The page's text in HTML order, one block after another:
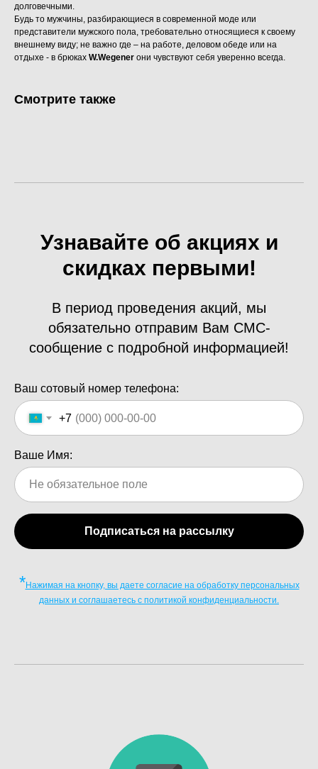
долговечными.
Будь то мужчины, разбирающиеся в современной моде или
представители мужского пола, требовательно относящиеся к своему
внешнему виду; не важно где – на работе, деловом обеде или на
отдыхе - в брюках W.Wegener они чувствуют себя уверенно всегда.
Смотрите также
Узнавайте об акциях и
скидках первыми!
В период проведения акций, мы
обязательно отправим Вам СМС-
сообщение с подробной информацией!
Ваш сотовый номер телефона:
+7
Ваше Имя:
Подписаться на рассылку
*Нажимая на кнопку, вы даете согласие на обработку персональных
данных и соглашаетесь c политикой конфиденциальности.